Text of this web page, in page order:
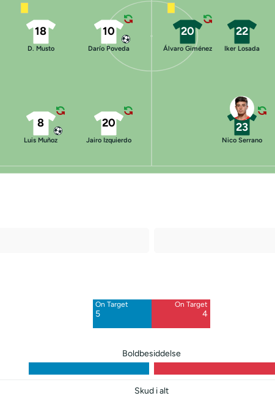
18
D. Musto
8
Luis Muñoz
10
Darío Poveda
20
Jairo Izquierdo
23
Nico Serrano
22
Iker Losada
20
Álvaro Giménez
On Target
5
On Target
4
Boldbesiddelse
Skud i alt